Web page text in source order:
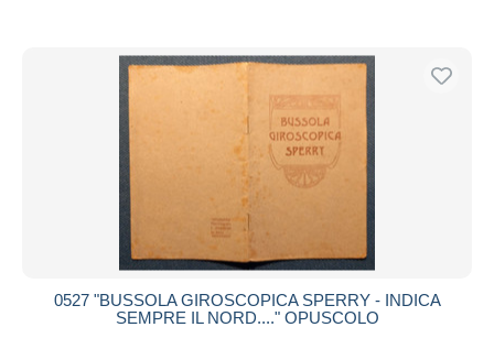
0527 "BUSSOLA GIROSCOPICA SPERRY - INDICA
SEMPRE IL NORD...." OPUSCOLO